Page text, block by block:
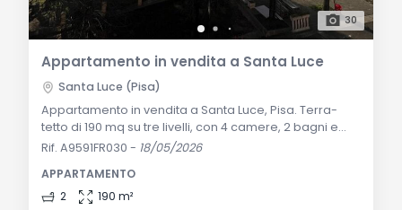
30
Appartamento in vendita a Santa Luce
Santa Luce (Pisa)
Appartamento in vendita a Santa Luce, Pisa. Terra-
tetto di 190 mq su tre livelli, con 4 camere, 2 bagni e
cantina opzionale. Perfetto come residenza o
del borgo medievale di Santa Luce, a pochi passi
dalla piazza principale e dai servizi essenziali, si trova
Rif. A9591FR030 - 18/05/2026
APPARTAMENTO
2
190 m²